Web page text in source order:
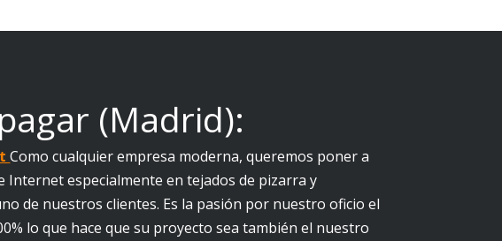
(Madrid):
Como cualquier empresa moderna, queremos poner a
especialmente en tejados de pizarra y
de nuestros clientes. Es la pasión por nuestro oficio el
lo que hace que su proyecto sea también el nuestro